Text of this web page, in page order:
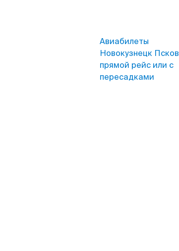
Авиабилеты
Новокузнецк Псков
прямой рейс или с
пересадками